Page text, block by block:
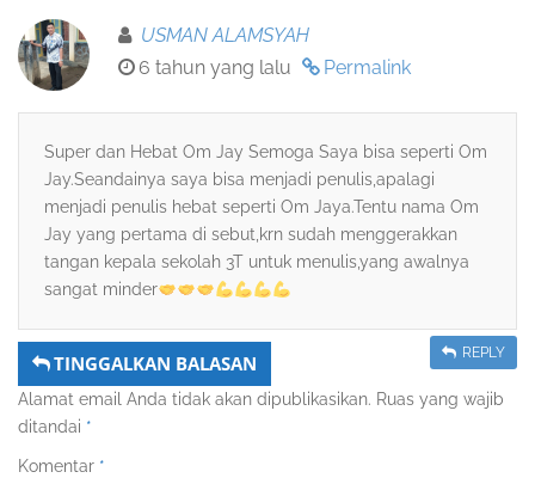
USMAN ALAMSYAH
6 tahun yang lalu
Permalink
Super dan Hebat Om Jay Semoga Saya bisa seperti Om
Jay.Seandainya saya bisa menjadi penulis,apalagi
menjadi penulis hebat seperti Om Jaya.Tentu nama Om
Jay yang pertama di sebut,krn sudah menggerakkan
tangan kepala sekolah 3T untuk menulis,yang awalnya
sangat minder
REPLY
TINGGALKAN BALASAN
Alamat email Anda tidak akan dipublikasikan. Ruas yang wajib
ditandai *
Komentar *